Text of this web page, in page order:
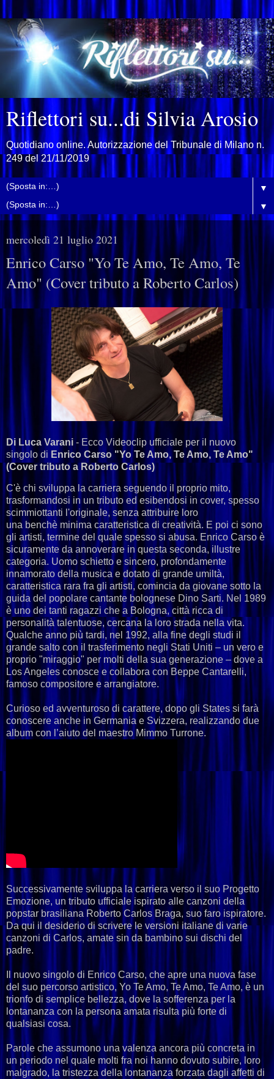
Riflettori su...di Silvia Arosio
Quotidiano online. Autorizzazione del Tribunale di Milano n.
249 del 21/11/2019
▼
▼
mercoledì 21 luglio 2021
Enrico Carso "Yo Te Amo, Te Amo, Te
Amo" (Cover tributo a Roberto Carlos)
Di Luca Varani - Ecco Videoclip ufficiale per il nuovo
singolo di Enrico Carso "Yo Te Amo, Te Amo, Te Amo"
(Cover tributo a Roberto Carlos)
C'è chi sviluppa la carriera seguendo il proprio mito,
trasformandosi in un tributo ed esibendosi in cover, spesso
scimmiottanti l'originale, senza attribuire loro
una benchè minima caratteristica di creatività. E poi ci sono
gli artisti, termine del quale spesso si abusa. Enrico Carso è
sicuramente da annoverare in questa seconda, illustre
categoria. Uomo schietto e sincero, profondamente
innamorato della musica e dotato di grande umiltà,
caratteristica rara fra gli artisti, comincia da giovane sotto la
guida del popolare cantante bolognese Dino Sarti. Nel 1989
è uno dei tanti ragazzi che a Bologna, città ricca di
personalità talentuose, cercana la loro strada nella vita.
Qualche anno più tardi, nel 1992, alla fine degli studi il
grande salto con il trasferimento negli Stati Uniti – un vero e
proprio "miraggio" per molti della sua generazione – dove a
Los Angeles conosce e collabora con Beppe Cantarelli,
famoso compositore e arrangiatore.
Curioso ed avventuroso di carattere, dopo gli States si farà
conoscere anche in Germania e Svizzera, realizzando due
album con l’aiuto del maestro Mimmo Turrone.
Successivamente sviluppa la carriera verso il suo Progetto
Emozione, un tributo ufficiale ispirato alle canzoni della
popstar brasiliana Roberto Carlos Braga, suo faro ispiratore.
Da qui il desiderio di scrivere le versioni italiane di varie
canzoni di Carlos, amate sin da bambino sui dischi del
padre.
Il nuovo singolo di Enrico Carso, che apre una nuova fase
del suo percorso artistico, Yo Te Amo, Te Amo, Te Amo, è un
trionfo di semplice bellezza, dove la sofferenza per la
lontananza con la persona amata risulta più forte di
qualsiasi cosa.
Parole che assumono una valenza ancora più concreta in
un periodo nel quale molti fra noi hanno dovuto subire, loro
malgrado, la tristezza della lontananza forzata dagli affetti di